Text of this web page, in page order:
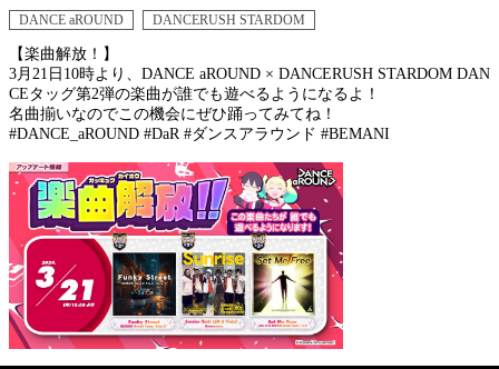
DANCE aROUND
DANCERUSH STARDOM
【楽曲解放！】
3月21日10時より、DANCE aROUND × DANCERUSH STARDOM DAN
CEタッグ第2弾の楽曲が誰でも遊べるようになるよ！
名曲揃いなのでこの機会にぜひ踊ってみてね！
#DANCE_aROUND #DaR #ダンスアラウンド #BEMANI